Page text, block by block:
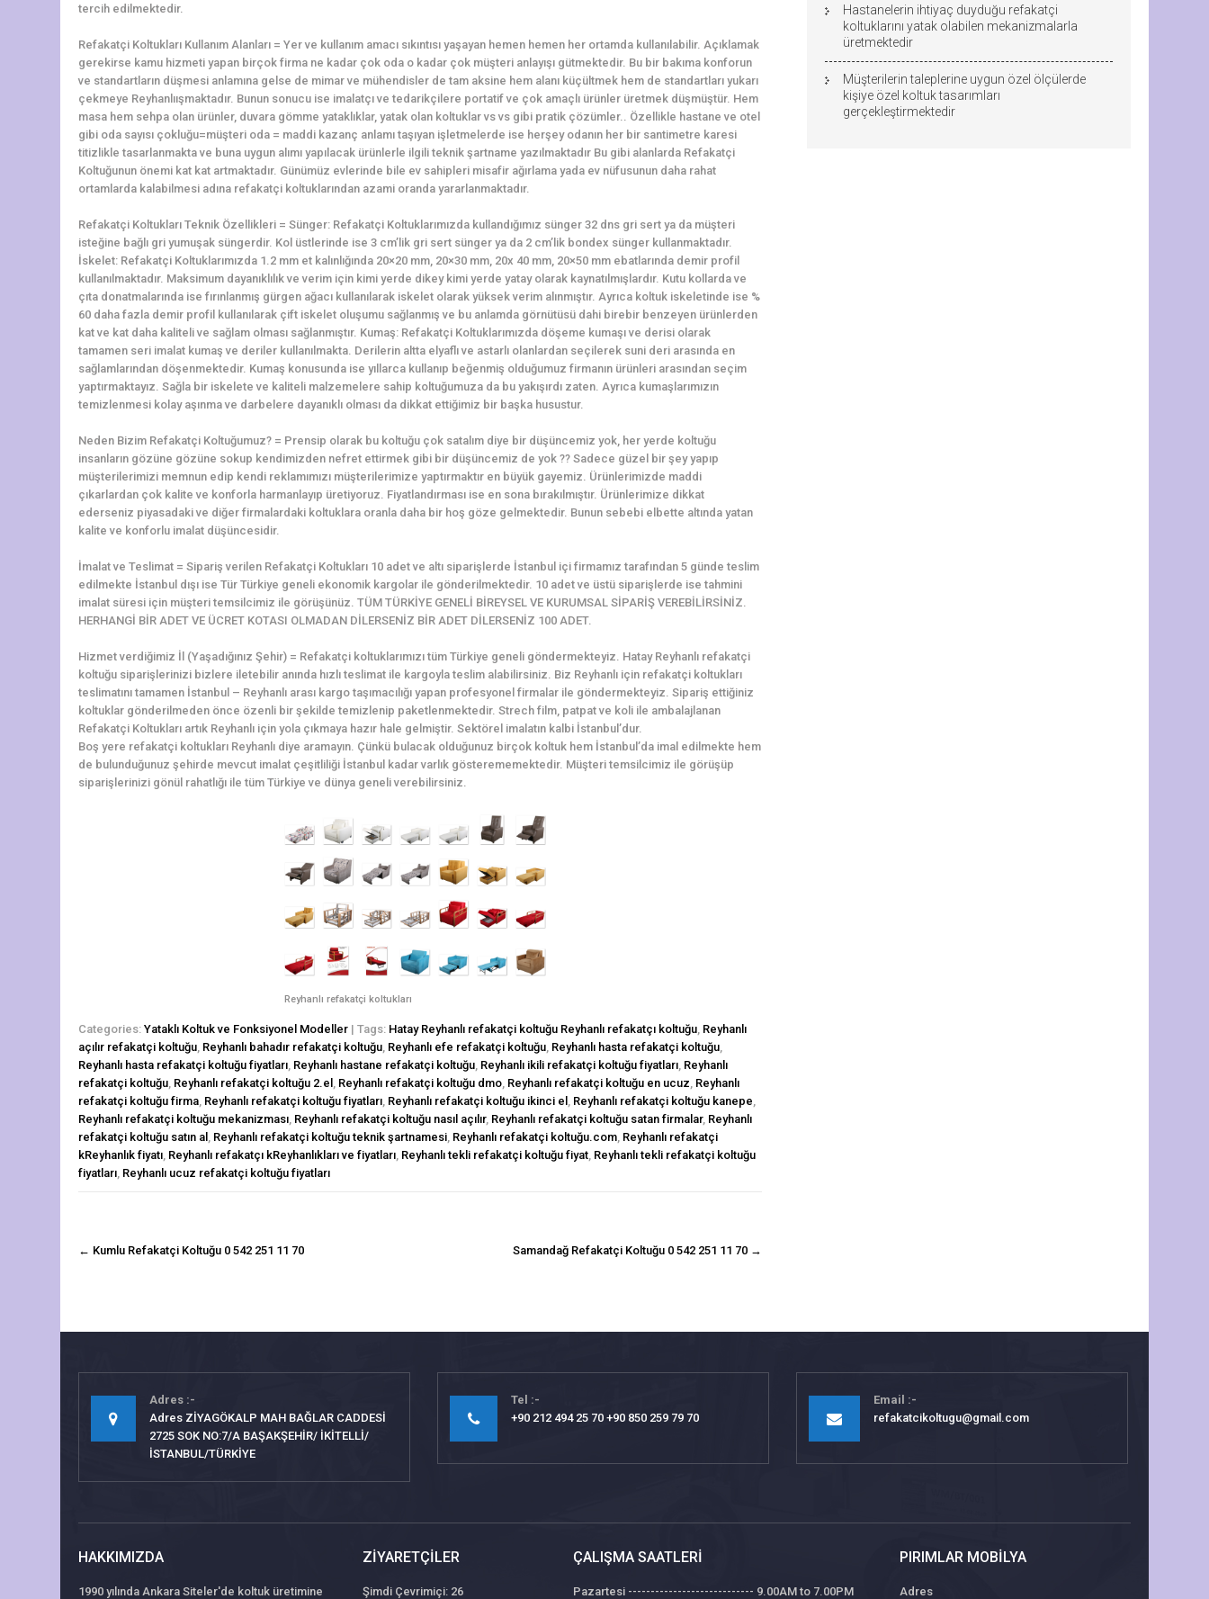
tercih edilmektedir.
Refakatçi Koltukları Kullanım Alanları = Yer ve kullanım amacı sıkıntısı yaşayan hemen hemen her ortamda kullanılabilir. Açıklamak
gerekirse kamu hizmeti yapan birçok firma ne kadar çok oda o kadar çok müşteri anlayışı gütmektedir. Bu bir bakıma konforun
ve standartların düşmesi anlamına gelse de mimar ve mühendisler de tam aksine hem alanı küçültmek hem de standartları yukarı
çekmeye Reyhanlıışmaktadır. Bunun sonucu ise imalatçı ve tedarikçilere portatif ve çok amaçlı ürünler üretmek düşmüştür. Hem
masa hem sehpa olan ürünler, duvara gömme yataklıklar, yatak olan koltuklar vs vs gibi pratik çözümler.. Özellikle hastane ve otel
gibi oda sayısı çokluğu=müşteri oda = maddi kazanç anlamı taşıyan işletmelerde ise herşey odanın her bir santimetre karesi
titizlikle tasarlanmakta ve buna uygun alımı yapılacak ürünlerle ilgili teknik şartname yazılmaktadır Bu gibi alanlarda Refakatçi
Koltuğunun önemi kat kat artmaktadır. Günümüz evlerinde bile ev sahipleri misafir ağırlama yada ev nüfusunun daha rahat
ortamlarda kalabilmesi adına refakatçi koltuklarından azami oranda yararlanmaktadır.
Refakatçi Koltukları Teknik Özellikleri = Sünger: Refakatçi Koltuklarımızda kullandığımız sünger 32 dns gri sert ya da müşteri
isteğine bağlı gri yumuşak süngerdir. Kol üstlerinde ise 3 cm’lik gri sert sünger ya da 2 cm’lik bondex sünger kullanmaktadır.
İskelet: Refakatçi Koltuklarımızda 1.2 mm et kalınlığında 20×20 mm, 20×30 mm, 20x 40 mm, 20×50 mm ebatlarında demir profil
kullanılmaktadır. Maksimum dayanıklılık ve verim için kimi yerde dikey kimi yerde yatay olarak kaynatılmışlardır. Kutu kollarda ve
çıta donatmalarında ise fırınlanmış gürgen ağacı kullanılarak iskelet olarak yüksek verim alınmıştır. Ayrıca koltuk iskeletinde ise %
60 daha fazla demir profil kullanılarak çift iskelet oluşumu sağlanmış ve bu anlamda görnütüsü dahi birebir benzeyen ürünlerden
kat ve kat daha kaliteli ve sağlam olması sağlanmıştır. Kumaş: Refakatçi Koltuklarımızda döşeme kumaşı ve derisi olarak
tamamen seri imalat kumaş ve deriler kullanılmakta. Derilerin altta elyaflı ve astarlı olanlardan seçilerek suni deri arasında en
sağlamlarından döşenmektedir. Kumaş konusunda ise yıllarca kullanıp beğenmiş olduğumuz firmanın ürünleri arasından seçim
yaptırmaktayız. Sağla bir iskelete ve kaliteli malzemelere sahip koltuğumuza da bu yakışırdı zaten. Ayrıca kumaşlarımızın
temizlenmesi kolay aşınma ve darbelere dayanıklı olması da dikkat ettiğimiz bir başka husustur.
Neden Bizim Refakatçi Koltuğumuz? = Prensip olarak bu koltuğu çok satalım diye bir düşüncemiz yok, her yerde koltuğu
insanların gözüne gözüne sokup kendimizden nefret ettirmek gibi bir düşüncemiz de yok ?? Sadece güzel bir şey yapıp
müşterilerimizi memnun edip kendi reklamımızı müşterilerimize yaptırmaktır en büyük gayemiz. Ürünlerimizde maddi
çıkarlardan çok kalite ve konforla harmanlayıp üretiyoruz. Fiyatlandırması ise en sona bırakılmıştır. Ürünlerimize dikkat
ederseniz piyasadaki ve diğer firmalardaki koltuklara oranla daha bir hoş göze gelmektedir. Bunun sebebi elbette altında yatan
kalite ve konforlu imalat düşüncesidir.
İmalat ve Teslimat = Sipariş verilen Refakatçi Koltukları 10 adet ve altı siparişlerde İstanbul içi firmamız tarafından 5 günde teslim
edilmekte İstanbul dışı ise Tür Türkiye geneli ekonomik kargolar ile gönderilmektedir. 10 adet ve üstü siparişlerde ise tahmini
imalat süresi için müşteri temsilcimiz ile görüşünüz. TÜM TÜRKİYE GENELİ BİREYSEL VE KURUMSAL SİPARİŞ VEREBİLİRSİNİZ.
HERHANGİ BİR ADET VE ÜCRET KOTASI OLMADAN DİLERSENİZ BİR ADET DİLERSENİZ 100 ADET.
Hizmet verdiğimiz İl (Yaşadığınız Şehir) = Refakatçi koltuklarımızı tüm Türkiye geneli göndermekteyiz. Hatay Reyhanlı refakatçi
koltuğu siparişlerinizi bizlere iletebilir anında hızlı teslimat ile kargoyla teslim alabilirsiniz. Biz Reyhanlı için refakatçi koltukları
teslimatını tamamen İstanbul – Reyhanlı arası kargo taşımacılığı yapan profesyonel firmalar ile göndermekteyiz. Sipariş ettiğiniz
koltuklar gönderilmeden önce özenli bir şekilde temizlenip paketlenmektedir. Strech film, patpat ve koli ile ambalajlanan
Refakatçi Koltukları artık Reyhanlı için yola çıkmaya hazır hale gelmiştir. Sektörel imalatın kalbi İstanbul’dur.
Boş yere refakatçi koltukları Reyhanlı diye aramayın. Çünkü bulacak olduğunuz birçok koltuk hem İstanbul’da imal edilmekte hem
de bulunduğunuz şehirde mevcut imalat çeşitliliği İstanbul kadar varlık gösterememektedir. Müşteri temsilcimiz ile görüşüp
siparişlerinizi gönül rahatlığı ile tüm Türkiye ve dünya geneli verebilirsiniz.
Reyhanlı refakatçi koltukları
Categories: Yataklı Koltuk ve Fonksiyonel Modeller | Tags: Hatay Reyhanlı refakatçi koltuğu Reyhanlı refakatçı koltuğu, Reyhanlı
açılır refakatçi koltuğu, Reyhanlı bahadır refakatçi koltuğu, Reyhanlı efe refakatçi koltuğu, Reyhanlı hasta refakatçi koltuğu,
Reyhanlı hasta refakatçi koltuğu fiyatları, Reyhanlı hastane refakatçi koltuğu, Reyhanlı ikili refakatçi koltuğu fiyatları, Reyhanlı
refakatçi koltuğu, Reyhanlı refakatçi koltuğu 2.el , Reyhanlı refakatçi koltuğu dmo, Reyhanlı refakatçi koltuğu en ucuz, Reyhanlı
refakatçi koltuğu firma, Reyhanlı refakatçi koltuğu fiyatları, Reyhanlı refakatçi koltuğu ikinci el , Reyhanlı refakatçi koltuğu kanepe,
Reyhanlı refakatçi koltuğu mekanizması, Reyhanlı refakatçi koltuğu nasıl açılır, Reyhanlı refakatçi koltuğu satan firmalar, Reyhanlı
refakatçi koltuğu satın al , Reyhanlı refakatçi koltuğu teknik şartnamesi, Reyhanlı refakatçi koltuğu.com, Reyhanlı refakatçi
kReyhanlık fiyatı, Reyhanlı refakatçı kReyhanlıkları ve fiyatları, Reyhanlı tekli refakatçi koltuğu fiyat, Reyhanlı tekli refakatçi koltuğu
fiyatları, Reyhanlı ucuz refakatçi koltuğu fiyatları
navigasyon
← Kumlu Refakatçi Koltuğu 0 542 251 11 70 Samandağ Refakatçi Koltuğu 0 542 251 11 70 →
Hastanelerin ihtiyaç duyduğu refakatçi
koltuklarını yatak olabilen mekanizmalarla
üretmektedir
Müşterilerin taleplerine uygun özel ölçülerde
kişiye özel koltuk tasarımları
gerçekleştirmektedir
Adres
Adres ZİYAGÖKALP MAH BAĞLAR CADDESİ
2725 SOK NO:7/A BAŞAKŞEHİR/ İKİTELLİ/
İSTANBUL/TÜRKİYE
Tel
+90 212 494 25 70 +90 850 259 79 70
Email
refakatcikoltugu@gmail.com
HAKKIMIZDA
1990 yılında Ankara Siteler'de koltuk üretimine
ZIYARETÇILER
Şimdi Çevrimiçi: 26
ÇALIŞMA SAATLERI
Pazartesi ---------------------------- 9.00AM to 7.00PM
PIRIMLAR MOBILYA
Adres